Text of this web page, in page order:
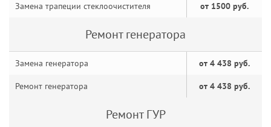
Замена трапеции стеклоочистителя от 1500 руб.
Ремонт генератора
Замена генератора от 4 438 руб.
Ремонт генератора от 4 438 руб.
Ремонт ГУР